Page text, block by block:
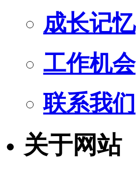
成长记忆
工作机会
联系我们
关于网站